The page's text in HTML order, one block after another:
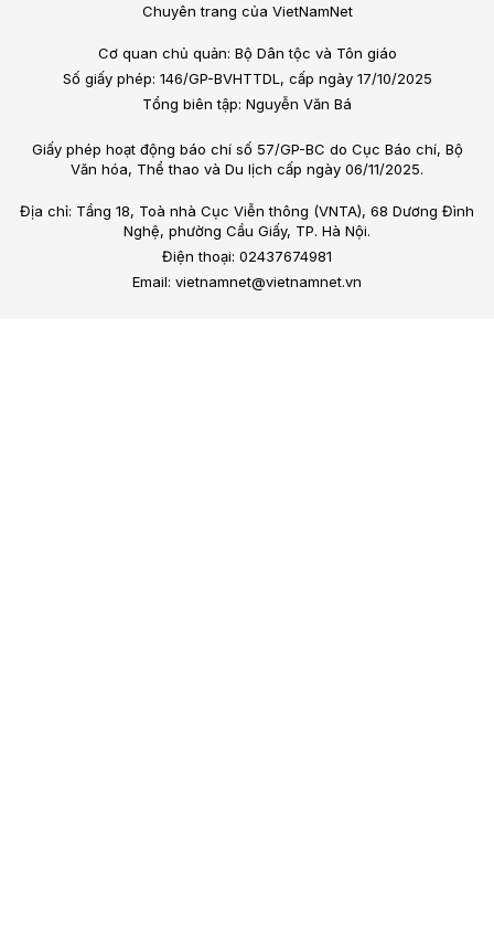
Chuyên trang của VietNamNet
Cơ quan chủ quản: Bộ Dân tộc và Tôn giáo
Số giấy phép: 146/GP-BVHTTDL, cấp ngày 17/10/2025
Tổng biên tập: Nguyễn Văn Bá
Giấy phép hoạt động báo chí số 57/GP-BC do Cục Báo chí, Bộ
Văn hóa, Thể thao và Du lịch cấp ngày 06/11/2025.
Địa chỉ: Tầng 18, Toà nhà Cục Viễn thông (VNTA), 68 Dương Đình
Nghệ, phường Cầu Giấy, TP. Hà Nội.
Điện thoại: 02437674981
Email: vietnamnet@vietnamnet.vn